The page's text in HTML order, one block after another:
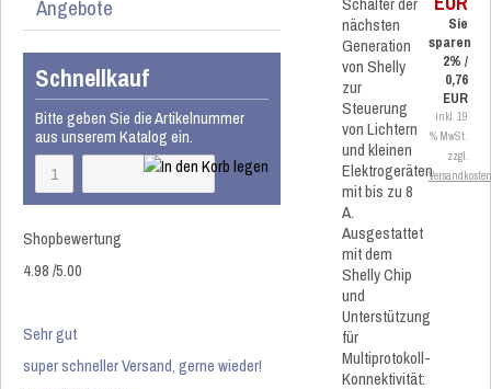
Angebote
Schnellkauf
Bitte geben Sie die Artikelnummer
aus unserem Katalog ein.
Shopbewertung
4.98/5.00
Sehr gut
super schneller Versand, gerne wieder!
nächsten
Generation
von Shelly
zur
Steuerung
von Lichtern
und kleinen
Elektrogeräten
mit bis zu 8
A.
Ausgestattet
mit dem
Shelly Chip
und
Unterstützung
für
Multiprotokoll-
Konnektivität:
Sie
sparen
2% /
0,76
EUR
inkl. 19
% MwSt.
zzgl.
Versandkosten